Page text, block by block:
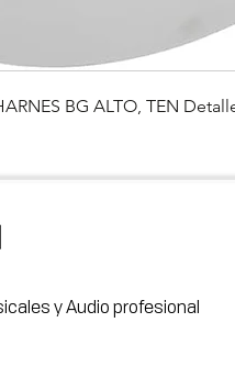
BG ALTO, TEN
y Audio profesional